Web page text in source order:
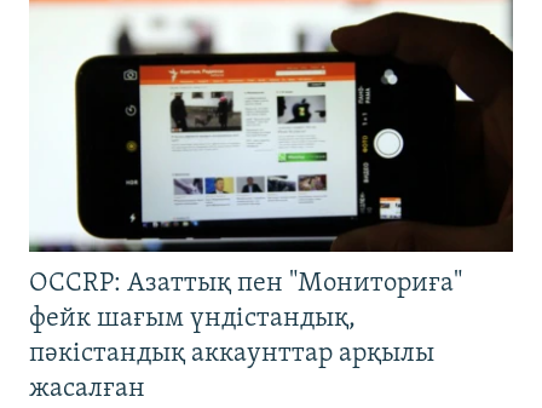
OCCRP: Азаттық пен "Мониториға"
фейк шағым үндістандық,
пәкістандық аккаунттар арқылы
жасалған